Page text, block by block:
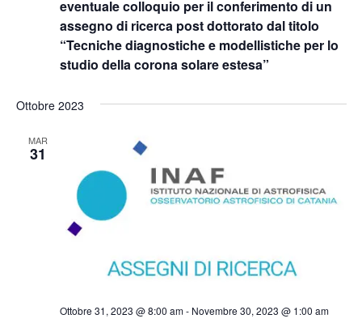
eventuale colloquio per il conferimento di un
assegno di ricerca post dottorato dal titolo
“Tecniche diagnostiche e modellistiche per lo
studio della corona solare estesa”
Ottobre 2023
MAR
31
Ottobre 31, 2023 @ 8:00 am- Novembre 30, 2023 @ 1:00 am